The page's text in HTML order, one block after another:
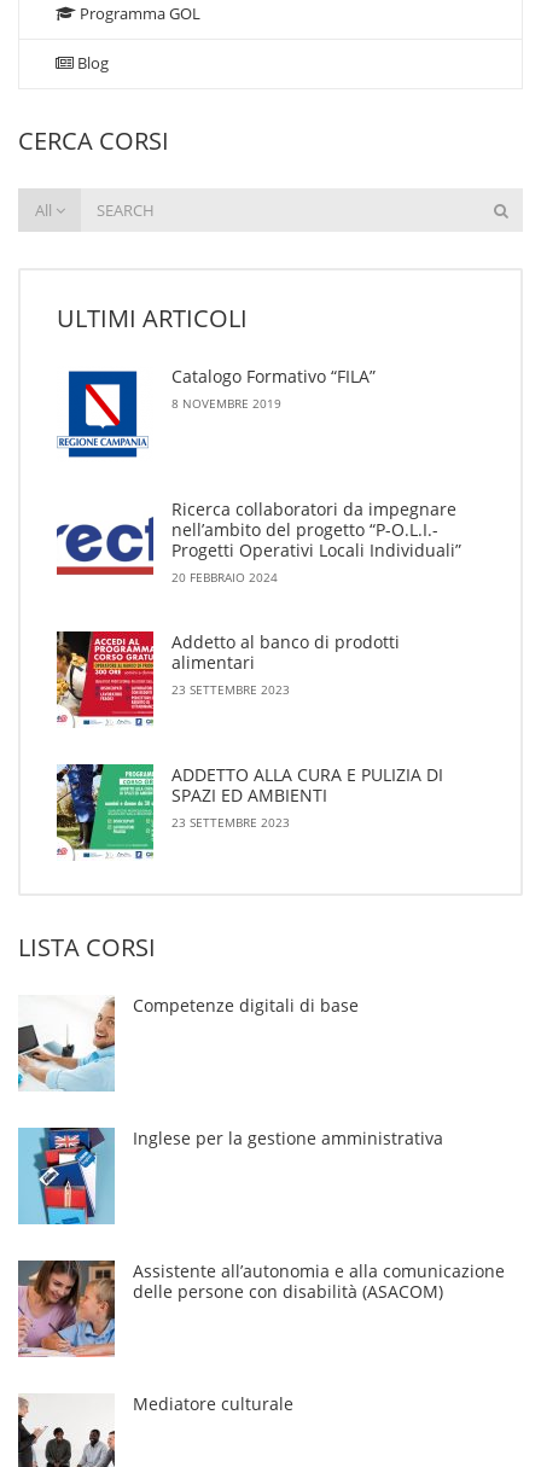
Programma GOL
Blog
CERCA CORSI
All
ULTIMI ARTICOLI
Catalogo Formativo “FILA”
8 NOVEMBRE 2019
Ricerca collaboratori da impegnare
nell’ambito del progetto “P-O.L.I.-
Progetti Operativi Locali Individuali”
20 FEBBRAIO 2024
Addetto al banco di prodotti
alimentari
23 SETTEMBRE 2023
ADDETTO ALLA CURA E PULIZIA DI
SPAZI ED AMBIENTI
23 SETTEMBRE 2023
LISTA CORSI
Competenze digitali di base
Inglese per la gestione amministrativa
Assistente all’autonomia e alla comunicazione
delle persone con disabilità (ASACOM)
Mediatore culturale